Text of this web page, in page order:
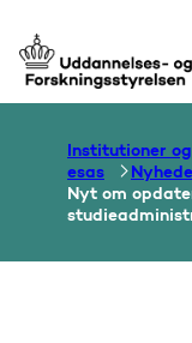
Gå til forsiden
Institutioner
esas
Nyt om